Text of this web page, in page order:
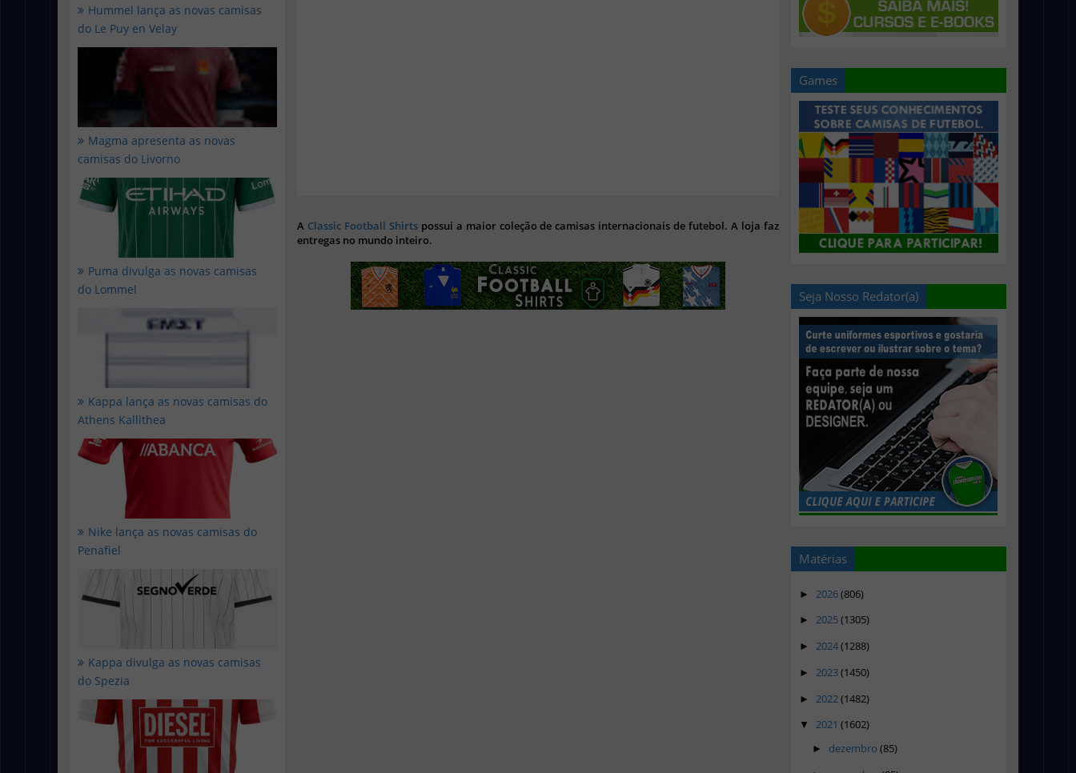
Hummel lança as novas camisas
do Le Puy en Velay
Magma apresenta as novas
camisas do Livorno
Puma divulga as novas camisas
do Lommel
Kappa lança as novas camisas do
Athens Kallithea
Nike lança as novas camisas do
Penafiel
Kappa divulga as novas camisas
do Spezia
A Classic Football Shirts possui a maior coleção de camisas internacionais de futebol. A loja faz
entregas no mundo inteiro.
Games
Seja Nosso Redator(a)
Matérias
► 2026(806)
► 2025(1305)
► 2024(1288)
► 2023(1450)
► 2022(1482)
▼ 2021 (1602)
► dezembro (85)